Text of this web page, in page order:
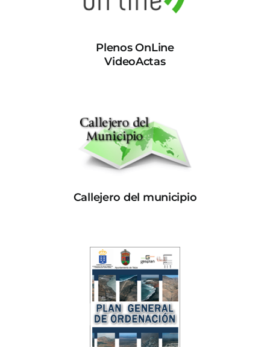
Plenos OnLine
VideoActas
Callejero del municipio